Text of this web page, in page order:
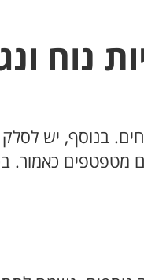
נוח
בנוסף, יש
מטפטפים כאמור.